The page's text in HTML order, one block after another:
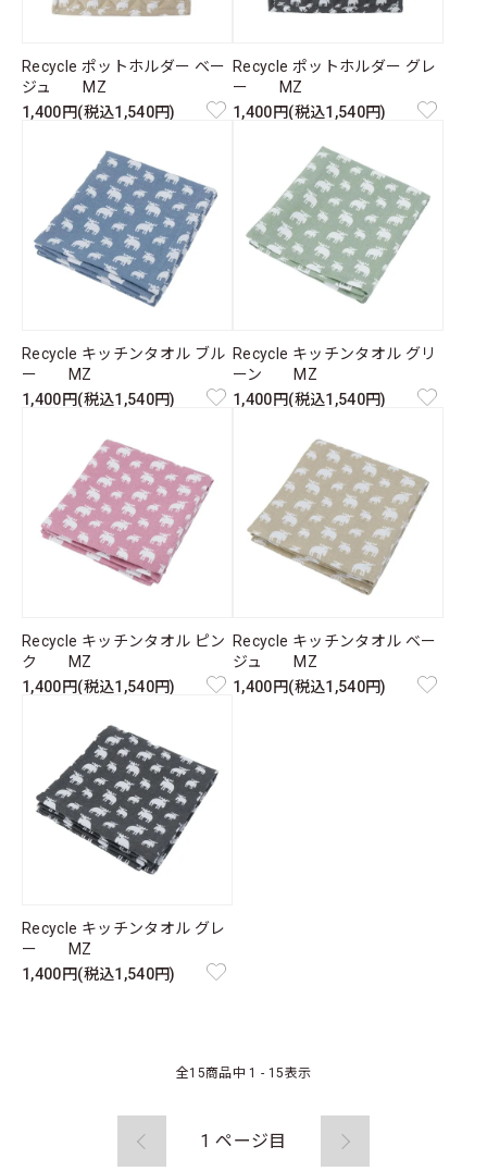
Recycle ポットホルダー ベー
ジュ MZ
1,400円(税込1,540円)
Recycle ポットホルダー グレ
ー MZ
1,400円(税込1,540円)
Recycle キッチンタオル ブル
ー MZ
1,400円(税込1,540円)
Recycle キッチンタオル グリ
ーン MZ
1,400円(税込1,540円)
Recycle キッチンタオル ピン
ク MZ
1,400円(税込1,540円)
Recycle キッチンタオル ベー
ジュ MZ
1,400円(税込1,540円)
Recycle キッチンタオル グレ
ー MZ
1,400円(税込1,540円)
全15商品中 1 - 15表示
1ページ目